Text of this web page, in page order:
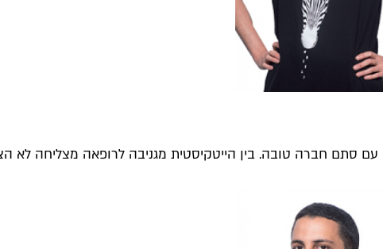
סתם חברה טובה. בין הייטקיסטית מגניבה לרופאה מצליחה לא